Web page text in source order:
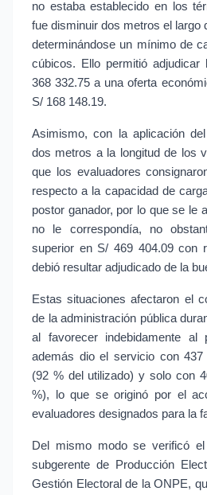
no estaba establecido en los
fue disminuir dos metros el largo
determinándose un mínimo de
cúbicos. Ello permitió
368 332.75 a una oferta
S/ 168 148.19.
Asimismo, con la aplicación
dos metros a la longitud de los
que los evaluadores
respecto a la capacidad de
postor ganador, por lo que se le
no le correspondía, no
superior en S/ 469 404.09 con
debió resultar adjudicado de la
Estas situaciones afectaron el
de la administración pública
al favorecer indebidamente al
además dio el servicio con
(92 % del utilizado) y solo con
%), lo que se originó por el
evaluadores designados para la
Del mismo modo se verificó el
subgerente de Producción
Gestión Electoral de la ONPE,